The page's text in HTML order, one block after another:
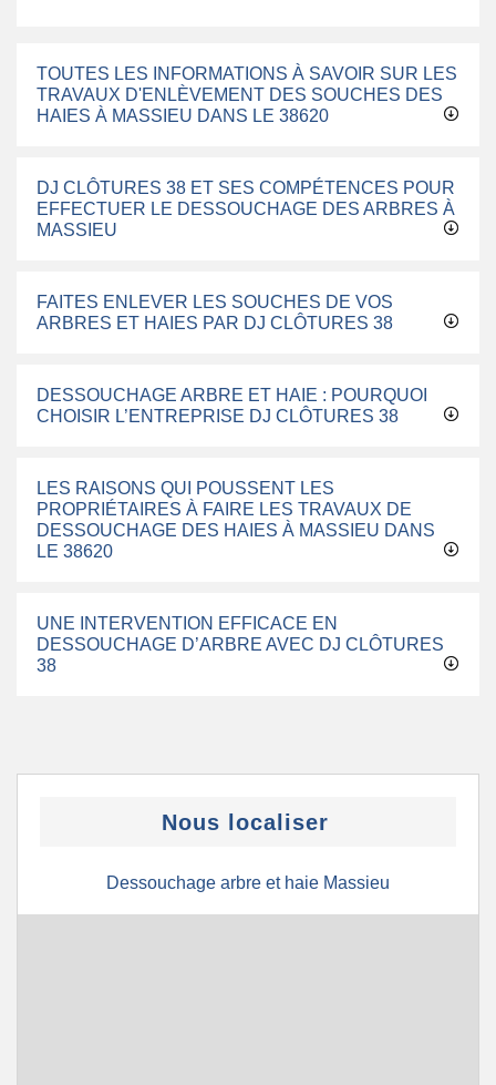
TOUTES LES INFORMATIONS À SAVOIR SUR LES
TRAVAUX D'ENLÈVEMENT DES SOUCHES DES
HAIES À MASSIEU DANS LE 38620
DJ CLÔTURES 38 ET SES COMPÉTENCES POUR
EFFECTUER LE DESSOUCHAGE DES ARBRES À
MASSIEU
FAITES ENLEVER LES SOUCHES DE VOS
ARBRES ET HAIES PAR DJ CLÔTURES 38
DESSOUCHAGE ARBRE ET HAIE : POURQUOI
CHOISIR L’ENTREPRISE DJ CLÔTURES 38
LES RAISONS QUI POUSSENT LES
PROPRIÉTAIRES À FAIRE LES TRAVAUX DE
DESSOUCHAGE DES HAIES À MASSIEU DANS
LE 38620
UNE INTERVENTION EFFICACE EN
DESSOUCHAGE D’ARBRE AVEC DJ CLÔTURES
38
Nous localiser
Dessouchage arbre et haie Massieu